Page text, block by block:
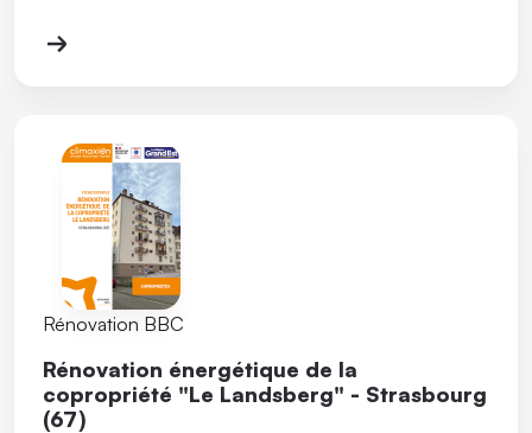
Rénovation BBC
Rénovation énergétique de la
copropriété "Le Landsberg" - Strasbourg
(67)